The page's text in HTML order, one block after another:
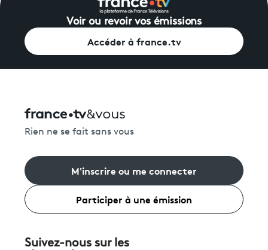
Voir ou revoir vos émissions
Accéder à france.tv
Rien ne se fait sans vous
M'inscrire ou me connecter
Participer à une émission
Suivez-nous sur les